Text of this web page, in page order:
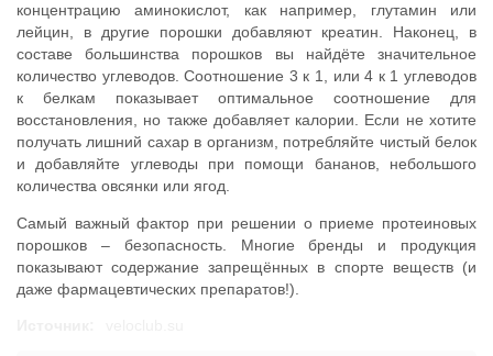
концентрацию аминокислот, как например, глутамин или
лейцин, в другие порошки добавляют креатин. Наконец, в
составе большинства порошков вы найдёте значительное
количество углеводов. Соотношение 3 к 1, или 4 к 1 углеводов
к белкам показывает оптимальное соотношение для
восстановления, но также добавляет калории. Если не хотите
получать лишний сахар в организм, потребляйте чистый белок
и добавляйте углеводы при помощи бананов, небольшого
количества овсянки или ягод.
Самый важный фактор при решении о приеме протеиновых
порошков – безопасность. Многие бренды и продукция
показывают содержание запрещённых в спорте веществ (и
даже фармацевтических препаратов!).